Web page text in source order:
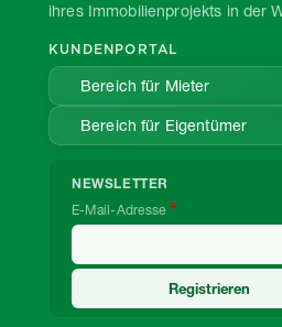
ihres Immobilienprojekts in der
KUNDENPORTAL
Bereich für Mieter
Bereich für Eigentümer
NEWSLETTER
E-Mail-Adresse